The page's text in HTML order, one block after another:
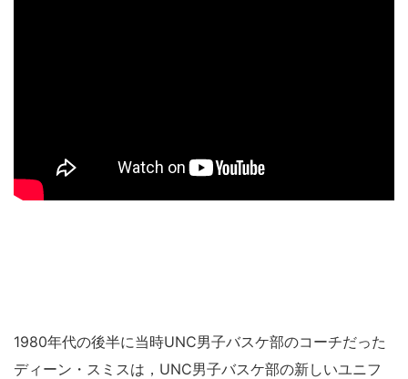
1980年代の後半に当時UNC男子バスケ部のコーチだった
ディーン・スミスは，UNC男子バスケ部の新しいユニフ